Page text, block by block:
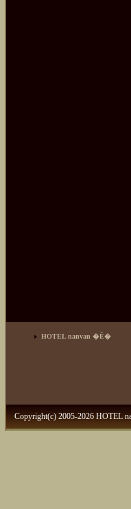
HOTEL nanvan �Ē�
Copyright(c) 2005-2026 HOTEL